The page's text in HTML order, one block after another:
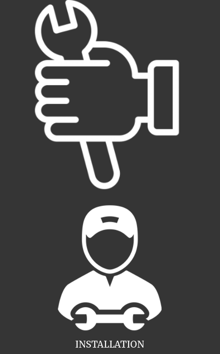
INSTALLATION